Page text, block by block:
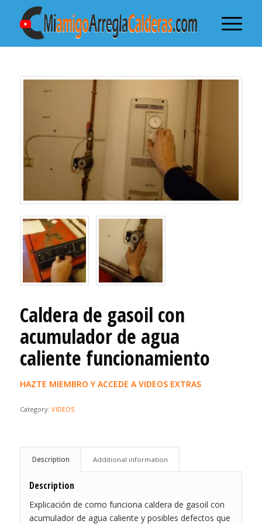
Caldera de gasoil con
acumulador de agua
caliente funcionamiento
HAZTE MIEMBRO Y ACCEDE A VIDEOS EXTRAS
Category: VIDEOS
Description Additional information
Description
Explicación de como funciona caldera de gasoil con
acumulador de agua caliente y posibles defectos que